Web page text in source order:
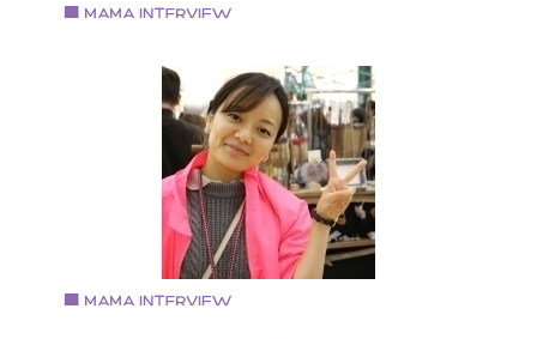
村木陽子さん
NailSalon＆BeautyCare 【 Precious 】代表
1964年生れ。栃木宇都宮市出身、豊中市在住、子供3人
と転勤族の夫の5人家族。 大手化粧品会社に26年勤務
後、NPO法人に所属し福祉を学ぶ。 夫の転勤を機に信
金庫、地銀に勤務し、お金と経営を学びながら自分の
キルを活かしたネイリスト資格を取得。 豊中市の女性
起業セミナーに参加し満を持して起業。